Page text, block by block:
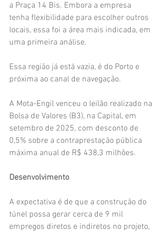
a Praça 14 Bis. Embora a empresa
tenha flexibilidade para escolher outros
locais, essa foi a área mais indicada, em
uma primeira análise.
Essa região já está vazia, é do Porto e
próxima ao canal de navegação.
A Mota-Engil venceu o leilão realizado na
Bolsa de Valores (B3), na Capital, em
setembro de 2025, com desconto de
0,5% sobre a contraprestação pública
máxima anual de R$ 438,3 milhões.
Desenvolvimento
A expectativa é de que a construção do
túnel possa gerar cerca de 9 mil
empregos diretos e indiretos no projeto,